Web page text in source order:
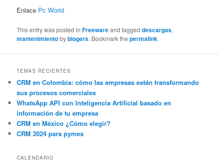
Enlace Pc World
This entry was posted inFreewareand taggeddescargas,
mantenimientobyblogers. Bookmark thepermalink.
TEMAS RECIENTES
CRM en Colombia: cómo las empresas están transformando
sus procesos comerciales
WhatsApp API con Inteligencia Artificial basado en
información de tu empresa
CRM en México ¿Cómo elegir?
CRM 2024 para pymes
CALENDARIO